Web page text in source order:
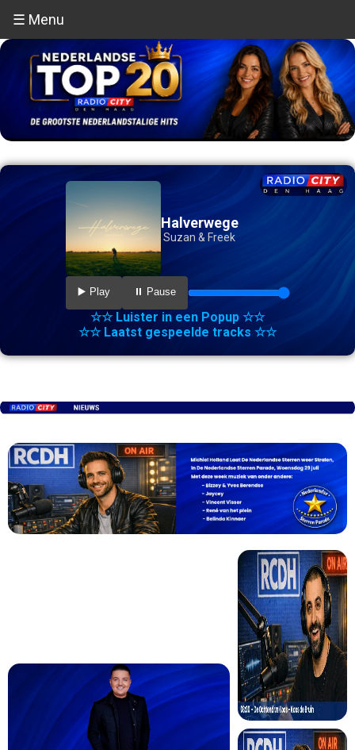
☰ Menu
Halverwege
Suzan & Freek
▶️ Play ⏸️ Pause
☆☆ Luister in een Popup ☆☆
☆☆ Laatst gespeelde tracks ☆☆